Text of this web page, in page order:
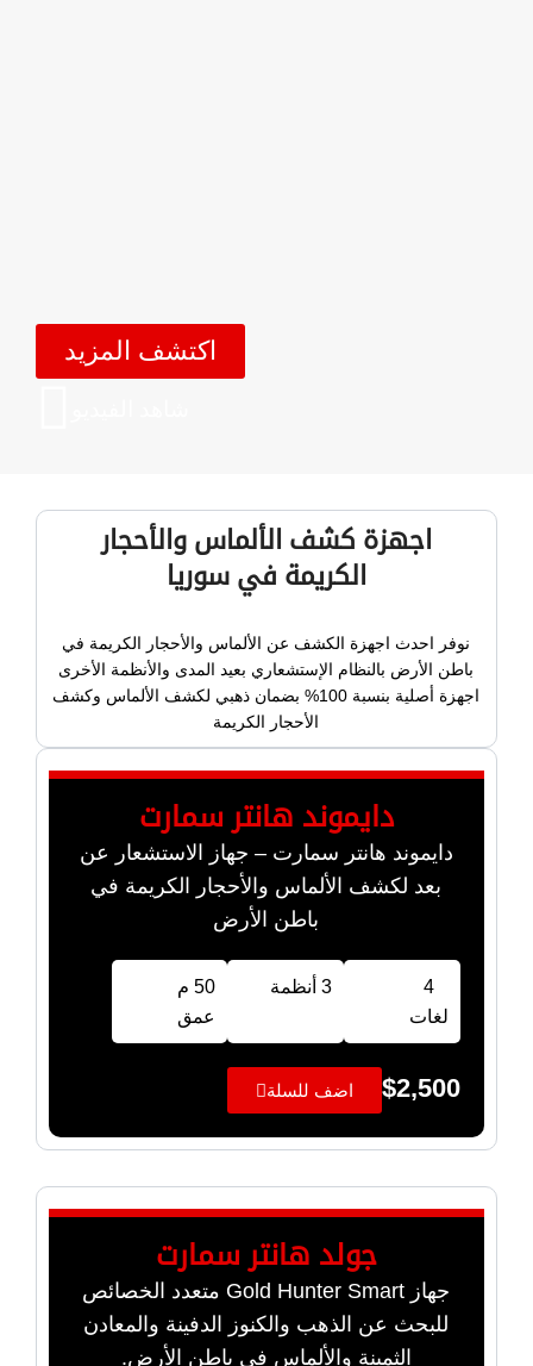
اكتشف المزيد
اجهزة كشف الألماس والأحجار
الكريمة في سوريا
نوفر احدث اجهزة الكشف عن الألماس والأحجار الكريمة في
باطن الأرض بالنظام الإستشعاري بعيد المدى والأنظمة الأخرى
اجهزة أصلية بنسبة 100% بضمان ذهبي لكشف الألماس وكشف
الأحجار الكريمة
دايموند هانتر سمارت
دايموند هانتر سمارت – جهاز الاستشعار عن
بعد لكشف الألماس والأحجار الكريمة في
باطن الأرض
4
لغات
3 أنظمة
50 م
عمق
$2,500 اضف للسلة
جولد هانتر سمارت
جهاز Gold Hunter Smart متعدد الخصائص
للبحث عن الذهب والكنوز الدفينة والمعادن
الثمينة والألماس في باطن الأرض.